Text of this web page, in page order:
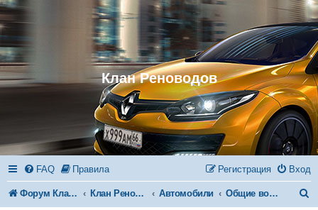
Клан Реноводов
FAQ Правила Вход
Регистрация
Форум Клана Реноводов Клан Реноводов Автомобили Общие вопросы